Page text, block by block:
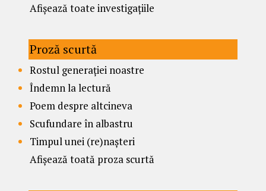
Afișează toate investigațiile
Proză scurtă
Rostul generației noastre
Îndemn la lectură
Poem despre altcineva
Scufundare în albastru
Timpul unei (re)nașteri
Afișează toată proza scurtă